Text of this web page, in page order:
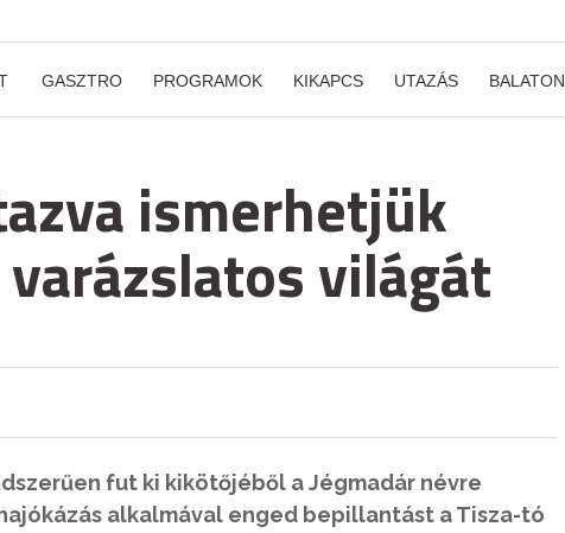
GASZTRO PROGRAMOK KIKAPCS UTAZÁS BALATON
ismerhetjük
világát
fut ki kikötőjéből a Jégmadár névre
alkalmával enged bepillantást a Tisza-tó